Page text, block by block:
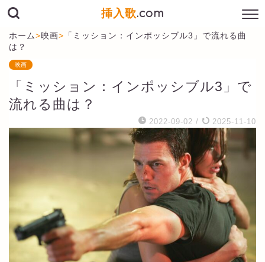
挿入歌.com
ホーム>映画> 「ミッション：インポッシブル3」で流れる曲
は？
映画
「ミッション：インポッシブル3」で
流れる曲は？
2022-09-02 / 2025-11-10